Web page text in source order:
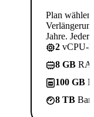
Plan wählen
Jahre.
2 vCPU-
8 GB
100 GB
8 TB